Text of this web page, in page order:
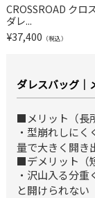
CROSSROAD クロ
ダレ...
¥37,400 （税込）
ダレスバッグ｜
■メリット（長
・型崩れしに
量で大きく開き
■デメリット（
・沢山入る分
と開けられない